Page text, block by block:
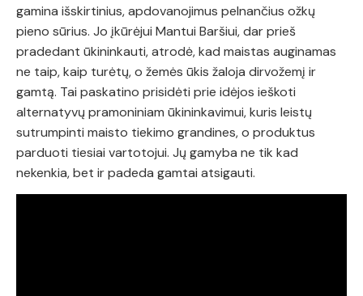
gamina išskirtinius, apdovanojimus pelnančius ožkų
pieno sūrius. Jo įkūrėjui Mantui Baršiui, dar prieš
pradedant ūkininkauti, atrodė, kad maistas auginamas
ne taip, kaip turėtų, o žemės ūkis žaloja dirvožemį ir
gamtą. Tai paskatino prisidėti prie idėjos ieškoti
alternatyvų pramoniniam ūkininkavimui, kuris leistų
sutrumpinti maisto tiekimo grandines, o produktus
parduoti tiesiai vartotojui. Jų gamyba ne tik kad
nekenkia, bet ir padeda gamtai atsigauti.